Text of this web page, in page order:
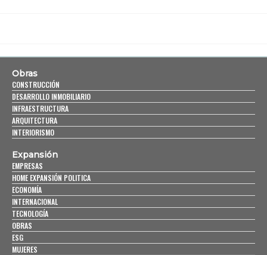
Obras
CONSTRUCCIÓN
DESARROLLO INMOBILIARIO
INFRAESTRUCTURA
ARQUITECTURA
INTERIORISMO
Expansión
EMPRESAS
HOME EXPANSIÓN POLITICA
ECONOMÍA
INTERNACIONAL
TECNOLOGÍA
OBRAS
ESG
MUJERES